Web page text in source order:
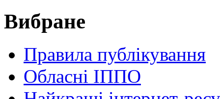
Вибране
Правила публікування
Обласні ІППО